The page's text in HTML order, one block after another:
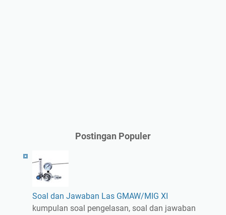
Postingan Populer
Soal dan Jawaban Las GMAW/MIG XI
kumpulan soal pengelasan, soal dan jawaban